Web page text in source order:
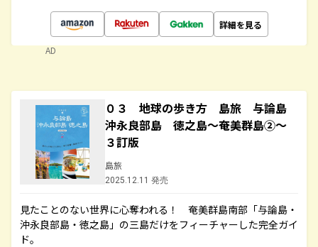
詳細を見る
AD
０３ 地球の歩き方 島旅 与論島
沖永良部島 徳之島～奄美群島②～
３訂版
島旅
2025.12.11 発売
見たことのない世界に心奪われる！ 奄美群島南部「与論島・
沖永良部島・徳之島」の三島だけをフィーチャーした完全ガイ
ド。